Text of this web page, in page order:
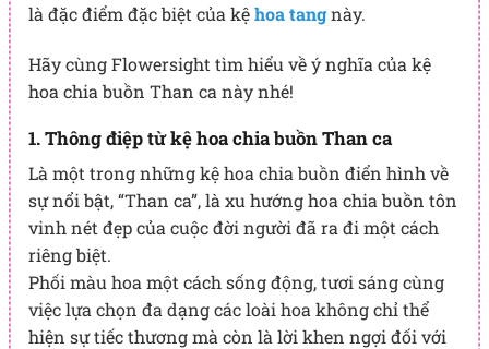
là đặc điểm đặc biệt của kệhoa tangnày.
Hãy cùng Flowersight tìm hiểu về ý nghĩa của kệ
hoa chia buồn Than ca này nhé!
1. Thông điệp từ kệ hoa chia buồn Than ca
Là một trong những kệ hoa chia buồn điển hình về
sự nổi bật, “Than ca”, là xu hướng hoa chia buồn tôn
vinh nét đẹp của cuộc đời người đã ra đi một cách
riêng biệt.
Phối màu hoa một cách sống động, tươi sáng cùng
việc lựa chọn đa dạng các loài hoa không chỉ thể
hiện sự tiếc thương mà còn là lời khen ngợi đối với